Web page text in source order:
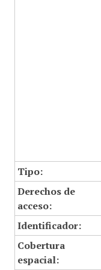
Tipo:
Derechos de
acceso:
Identificador:
Cobertura
espacial: